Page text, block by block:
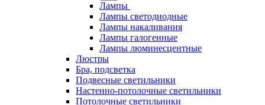
Лампы
Лампы светодиодные
Лампы накаливания
Лампы галогенные
Лампы люминесцентные
Люстры
Бра, подсветка
Подвесные светильники
Настенно-потолочные светильники
Потолочные светильники